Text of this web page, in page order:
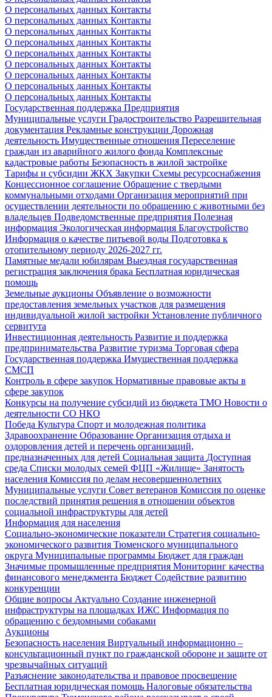
О персональных данных Контакты
О персональных данных Контакты
О персональных данных Контакты
О персональных данных Контакты
О персональных данных Контакты
О персональных данных Контакты
О персональных данных Контакты
О персональных данных Контакты
О персональных данных Контакты
Государственная поддержка Предприятия
Муниципальные услуги Градостроительство Разрешительная
документация Рекламные конструкции Дорожная
деятельность Имущественные отношения Переселение
граждан из аварийного жилого фонда Комплексные
кадастровые работы Безопасность в жилой застройке
Тарифы и субсидии ЖКХ Закупки Схемы ресурсоснабжения
Концессионное соглашение Обращение с твердыми
коммунальными отходами Организация мероприятий при
осуществлении деятельности по обращению с животными без
владельцев Подведомственные предприятия Полезная
информация Экологическая информация Благоустройство
Информация о качестве питьевой воды Подготовка к
отопительному периоду 2026-2027 гг.
Памятные медали юбилярам Выездная государственная
регистрация заключения брака Бесплатная юридическая
помощь
Земельные аукционы Объявление о возможности
предоставления земельных участков для размещения
индивидуальной жилой застройки Установление публичного
сервитута
Инвестиционная деятельность Развитие и поддержка
предпринимательства Развитие туризма Торговая сфера
Государственная поддержка Имущественная поддержка
СМСП
Контроль в сфере закупок Нормативные правовые акты в
сфере закупок
Конкурсы на получение субсидий из бюджета ТМО Новости о
деятельности СО НКО
Победа Культура Спорт и молодежная политика
Здравоохранение Образование Организация отдыха и
оздоровления детей и перечень организаций,
предназначенных для детей Социальная защита Доступная
среда Списки молодых семей ФЦП «Жилище» Занятость
населения Комиссия по делам несовершеннолетних
Муниципальные услуги Совет ветеранов Комиссия по оценке
последствий принятия решения в отношении объектов
социальной инфраструктуры для детей
Информация для населения
Социально-экономические показатели Стратегия социально-
экономического развития Тюменского муниципального
округа Муниципальные программы Бюджет для граждан
Значимые промышленные предприятия Мониторинг качества
финансового менеджмента Бюджет Содействие развитию
конкуренции
Общие вопросы Актуально Создание инженерной
инфраструктуры на площадках ИЖС Информация по
обращению с бездомными собаками
Аукционы
Безопасность населения Виртуальный информационно –
консультационный пункт по гражданской обороне и защите от
чрезвычайных ситуаций
Разъяснение законодательства и правовое просвещение
Бесплатная юридическая помощь Налоговые обязательства